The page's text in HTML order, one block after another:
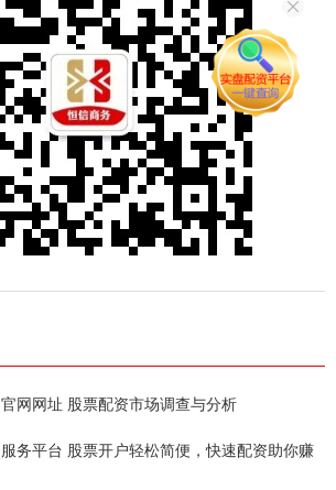
网网址 股票配资市场调查与分析
务平台 股票开户轻松简便，快速配资助你赚